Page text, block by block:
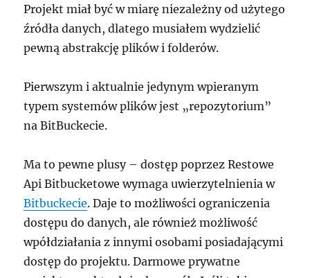
Projekt miał być w miarę niezależny od użytego
źródła danych, dlatego musiałem wydzielić
pewną abstrakcję plików i folderów.
Pierwszym i aktualnie jedynym wpieranym
typem systemów plików jest „repozytorium”
na BitBuckecie.
Ma to pewne plusy – dostęp poprzez Restowe
Api Bitbucketowe wymaga uwierzytelnienia w
Bitbuckecie. Daje to możliwości ograniczenia
dostępu do danych, ale również możliwość
wpółdziałania z innymi osobami posiadającymi
dostęp do projektu. Darmowe prywatne